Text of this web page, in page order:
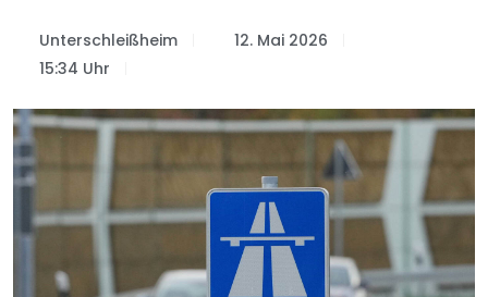
Unterschleißheim
12. Mai 2026
15:34 Uhr